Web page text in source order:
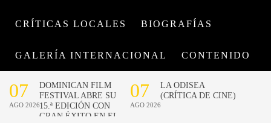
CRÍTICAS LOCALES BIOGRAFÍAS
GALERÍA INTERNACIONAL CONTENIDO